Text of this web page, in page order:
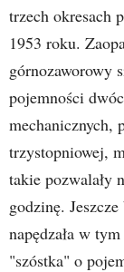
trzech okresach
1953 roku.
górnozaworowy
pojemności
mechanicznych,
trzystopniowej,
takie pozwalały
godzinę.
napędzała w
"szóstka" o